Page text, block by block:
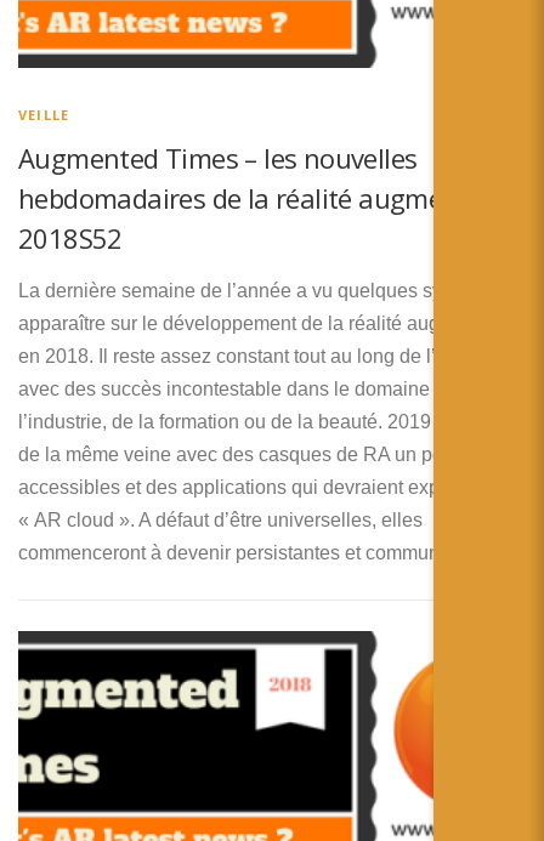
VEILLE
Augmented Times – les nouvelles
hebdomadaires de la réalité augmentée –
2018S52
La dernière semaine de l’année a vu quelques synthèses
apparaître sur le développement de la réalité augmentée
en 2018. Il reste assez constant tout au long de l’année
avec des succès incontestable dans le domaine de
l’industrie, de la formation ou de la beauté. 2019 s’annonce
de la même veine avec des casques de RA un peu plus
accessibles et des applications qui devraient exploiter les
« AR cloud ». A défaut d’être universelles, elles
commenceront à devenir persistantes et communicantes !